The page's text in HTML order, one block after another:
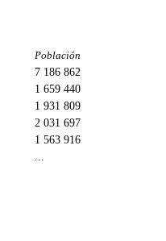
Población
7 186 862
1 659 440
1 931 809
2 031 697
1 563 916